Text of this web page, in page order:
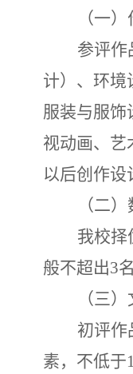
（一
参评作
计） 、环境
服装与服饰
视动画、艺
以后创作设
（二）
我校择
般不超出3
（三）
初评作
素，不低于